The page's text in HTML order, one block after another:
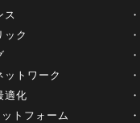
ス
ック
ットワーク
適化
トフォーム